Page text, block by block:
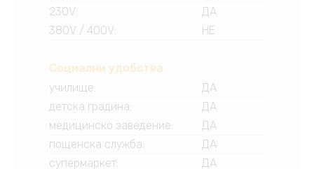
230V:
ДА
380V / 400V: НЕ
Социални удобства
училище:
ДА
детска градина:
ДА
медицинско заведение:
ДА
пощенска служба:
ДА
супермаркет: ДА